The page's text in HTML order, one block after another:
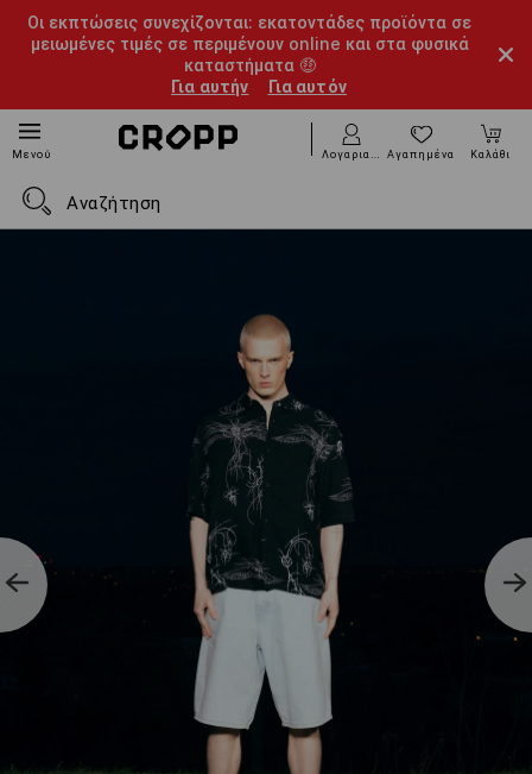
Οι εκπτώσεις συνεχίζονται: εκατοντάδες προϊόντα σε
μειωμένες τιμές σε περιμένουν online και στα φυσικά
καταστήματα 🤑
Για αυτήν
Για αυτόν
Μενού ΛογαριασμόςΑγαπημένα Καλάθι